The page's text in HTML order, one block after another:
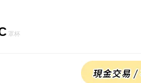
罩杯